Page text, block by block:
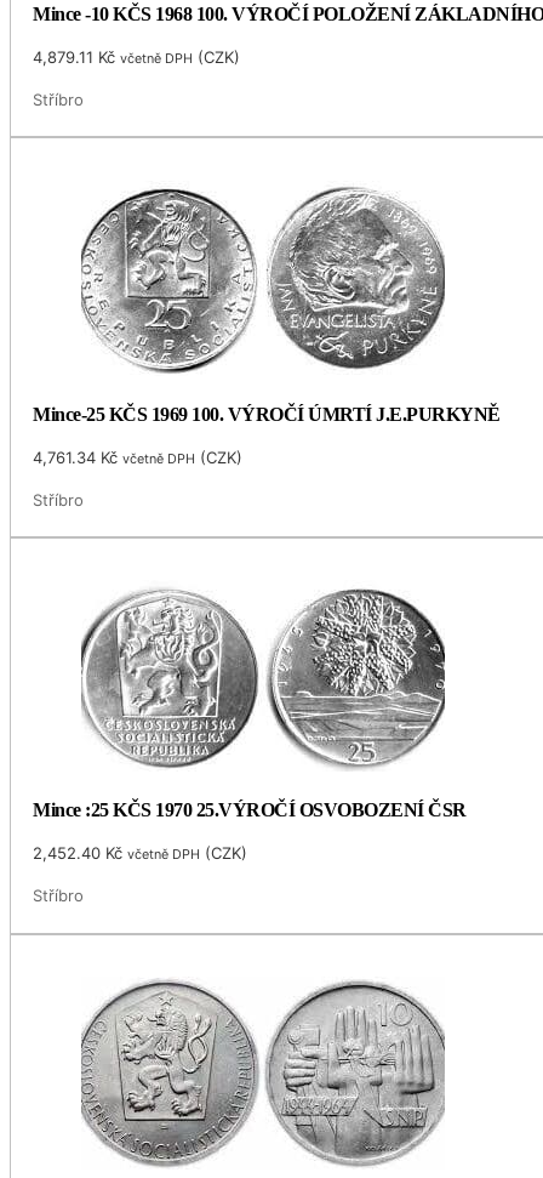
Mince -10 KČS 1968 100. VÝROČÍ POLOŽENÍ
4,879.11 Kč včetně DPH (CZK)
Stříbro
Mince-25 KČS 1969 100. VÝROČÍ ÚMRTÍ J.E.PURKYNĚ
4,761.34 Kč včetně DPH (CZK)
Stříbro
Mince :25 KČS 1970 25.VÝROČÍ OSVOBOZENÍ ČSR
2,452.40 Kč včetně DPH (CZK)
Stříbro